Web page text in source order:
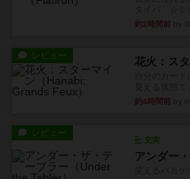
約2時間前
レビュー 花火：ス
約4時間前
レビュー
充実
アンダー